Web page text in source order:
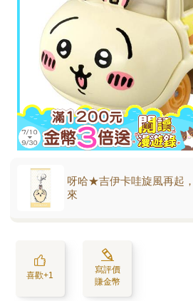
呀哈★吉伊卡哇旋風再起
來
喜歡+1
寫評價
賺金幣